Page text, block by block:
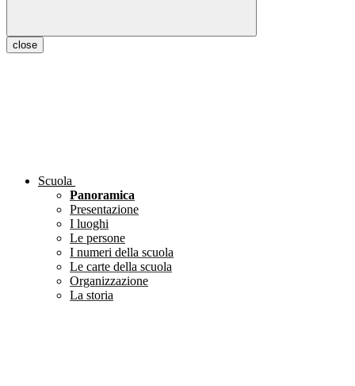
close
Scuola
Panoramica
Presentazione
I luoghi
Le persone
I numeri della scuola
Le carte della scuola
Organizzazione
La storia